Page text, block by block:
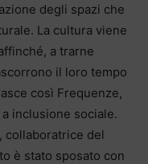
degli spazi che
La cultura viene
a trarne
il loro tempo
così Frequenze,
inclusione sociale.
collaboratrice del
è stato sposato con